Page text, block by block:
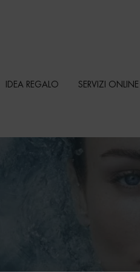
IDEA REGALO SERVIZI ONLINE